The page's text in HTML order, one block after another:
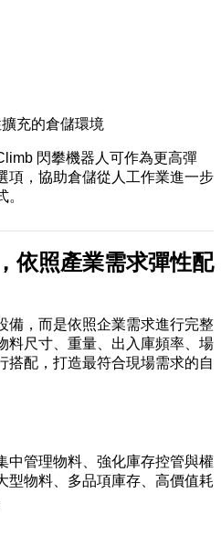
充的倉儲環境
閃攀機器人可作為更高彈
項，協助倉儲從人工作業進一步
依照產業需求彈性配
備，而是依照企業需求進行完整
料尺寸、重量、出入庫頻率、場
搭配，打造最符合現場需求的自
中管理物料、強化庫存控管與權
型物料、多品項庫存、高價值耗